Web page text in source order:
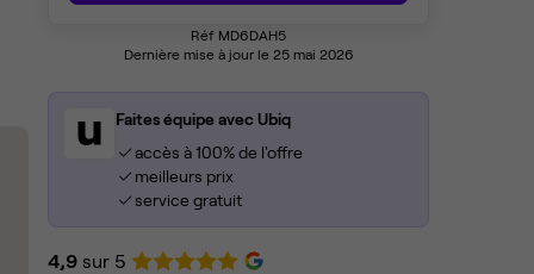
Réf MD6DAH5
Dernière mise à jour le 25 mai 2026
Faites équipe avec Ubiq
accès à 100% de l'offre
meilleurs prix
service gratuit
4,9 sur 5